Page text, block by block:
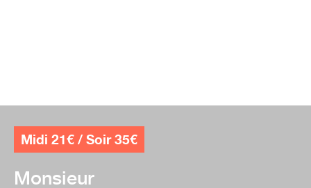
Midi 21€ / Soir 35€
Monsieur